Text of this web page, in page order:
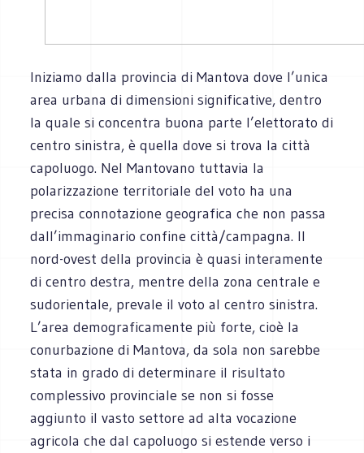
Iniziamo dalla provincia di Mantova dove l’unica
area urbana di dimensioni significative, dentro
la quale si concentra buona parte l’elettorato di
centro sinistra, è quella dove si trova la città
capoluogo. Nel Mantovano tuttavia la
polarizzazione territoriale del voto ha una
precisa connotazione geografica che non passa
dall’immaginario confine città/campagna. Il
nord-ovest della provincia è quasi interamente
di centro destra, mentre della zona centrale e
sudorientale, prevale il voto al centro sinistra.
L’area demograficamente più forte, cioè la
conurbazione di Mantova, da sola non sarebbe
stata in grado di determinare il risultato
complessivo provinciale se non si fosse
aggiunto il vasto settore ad alta vocazione
agricola che dal capoluogo si estende verso i